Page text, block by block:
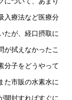
入療法など医療分
たが、経口摂取に
が拭えなかったこ
分子をどうやって
た市販の水素水に
開封すればすぐに